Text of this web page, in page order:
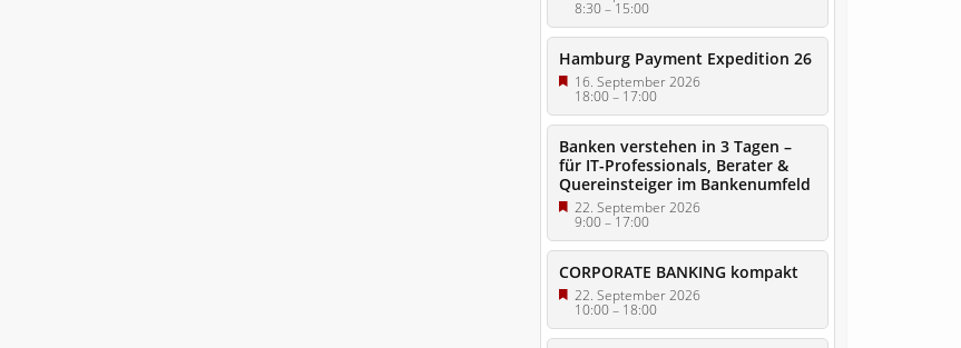
8:30–15:00
Hamburg Payment Expedition 26
16. September 2026
18:00– 17:00
Banken verstehen in 3 Tagen –
für IT-Professionals, Berater &
Quereinsteiger im Bankenumfeld
22. September 2026
9:00–17:00
CORPORATE BANKING kompakt
22. September 2026
10:00– 18:00